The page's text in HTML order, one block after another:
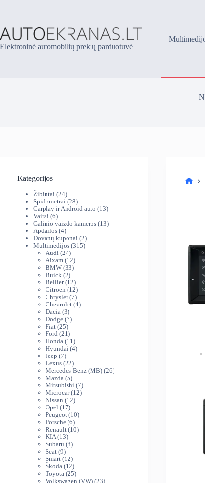
Elektroninė automobilių prekių parduotuvė
Kategorijos
Žibintai 2424
produktai
Spidometrai 2828
produktai
Carplay ir Android auto 1313
Vairai 66
produktai
Galinio vaizdo kameros 1313
Apdailos 44
produktai
Dovanų kuponai 22
produktai
Multimedijos 315315
Audi 2424
produktai
Aixam 1212
produktų
BMW 3333
Buick 22
produktai
Bellier 1212
produktų
Citroen 1212
produktų
Chrysler 77
produktai
Chevrolet 44
Dacia 33
produktai
Dodge 77
Fiat 2525
produktai
Ford 21 21
produktas
Honda 11 11
produktų
Hyundai 44
Jeep 77
produktai
Lexus 2222
produktai
Mercedes-Benz (MB) 2626
Mazda 55
produktai
Mitsubishi 77
produktai
Microcar 1212
Nissan 1212
Opel 1717
produktų
Peugeot 1010
Porsche 66
produktai
Renault 1010
KIA 1313
produktų
Subaru 88
Seat 99
produktai
Smart 1212
produktų
Škoda 1212
produktų
Toyota 2525
produktai
Volkswagen (VW) 2323